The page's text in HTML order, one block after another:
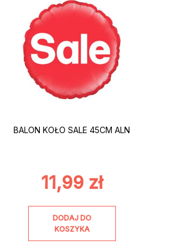
BALON KOŁO SALE 45CM ALN
11,99 zł
DODAJ DO
KOSZYKA